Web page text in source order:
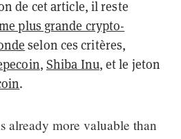
de cet article, il reste
plus grande crypto-
selon ces critères,
, Shiba Inu, et le jeton
.
already more valuable than